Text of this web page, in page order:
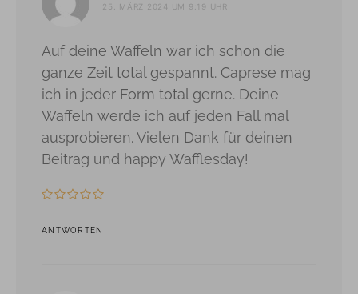
25. MÄRZ 2024 UM 9:19 UHR
Auf deine Waffeln war ich schon die
ganze Zeit total gespannt. Caprese mag
ich in jeder Form total gerne. Deine
Waffeln werde ich auf jeden Fall mal
ausprobieren. Vielen Dank für deinen
Beitrag und happy Wafflesday!
ANTWORTEN